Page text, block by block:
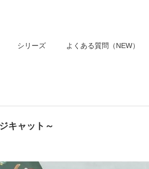
シリーズ よくある質問（NEW）
キャット～